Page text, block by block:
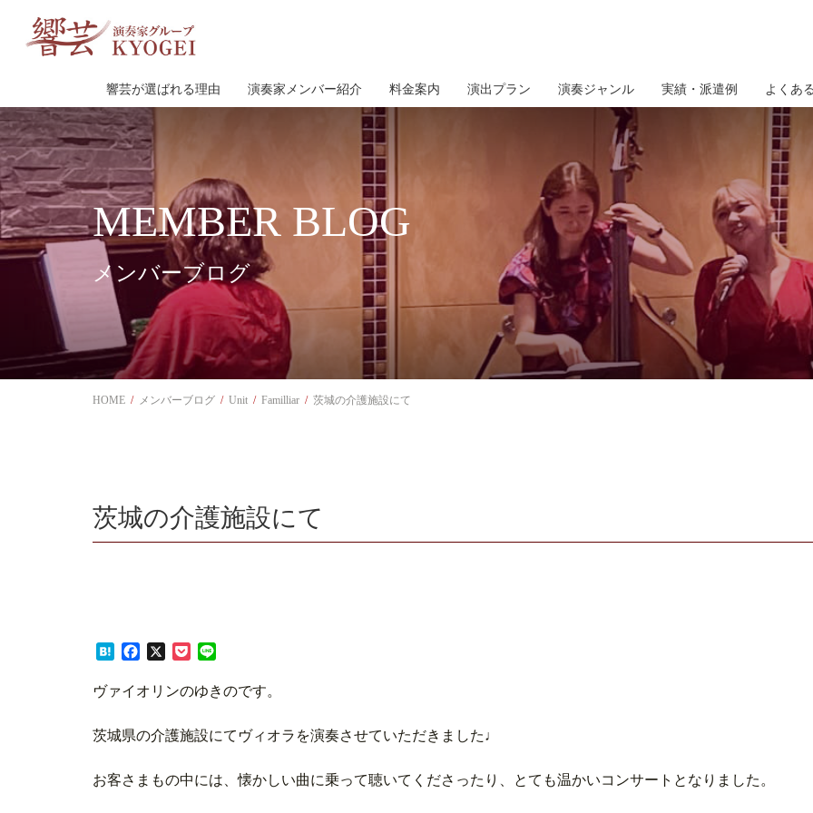
響芸が選ばれる理由 演奏家メンバー紹介 料金案内 演出プラン 演奏ジャンル 実績・派遣例 よくあ
MEMBER BLOG
メンバーブログ
HOME メンバーブログ Unit Familliar 茨城の介護施設にて
茨城の介護施設にて
HatenaFacebook
X Pocket
ヴァイオリンのゆきのです。
茨城県の介護施設にてヴィオラを演奏させていただきました♩
お客さまもの中には、懐かしい曲に乗って聴いてくださったり、とても温かいコンサートとなりました。